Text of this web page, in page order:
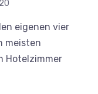
eigenen vier
meisten
Hotelzimmer